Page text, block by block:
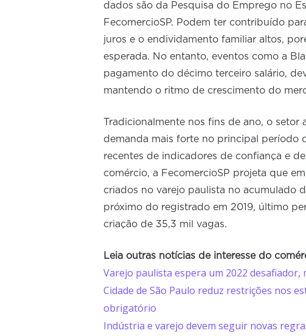
dados são da Pesquisa do Emprego no
FecomercioSP. Podem ter contribuído
juros e o endividamento familiar altos,
esperada. No entanto, eventos como a
pagamento do décimo terceiro salário,
mantendo o ritmo de crescimento do
Tradicionalmente nos fins de ano, o setor
demanda mais forte no principal período
recentes de indicadores de confiança e
comércio, a FecomercioSP projeta que
criados no varejo paulista no acumulado
próximo do registrado em 2019, último
criação de 35,3 mil vagas.
Leia outras notícias de interesse do
Varejo paulista espera um 2022 desafiador,
Cidade de São Paulo reduz restrições nos
obrigatório
Indústria e varejo devem seguir novas